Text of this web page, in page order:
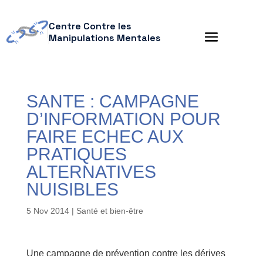
Centre Contre les
Manipulations Mentales
SANTE : CAMPAGNE
D’INFORMATION POUR
FAIRE ECHEC AUX
PRATIQUES
ALTERNATIVES
NUISIBLES
5 Nov 2014| Santé et bien-être
Une campagne de prévention contre les dérives